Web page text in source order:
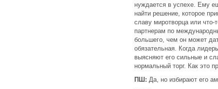
нуждается в успехе. Ему
найти решение, которое
славу миротворца или
партнерам по
большего, чем он может
обязательная. Когда
выясняют его сильные и
нормальный торг. Как это
ПШ: Да, но избирают его